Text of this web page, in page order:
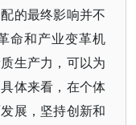
的最终影响并不
命和产业变革机
生产力，可以为
体来看，在个体
展，坚持创新和